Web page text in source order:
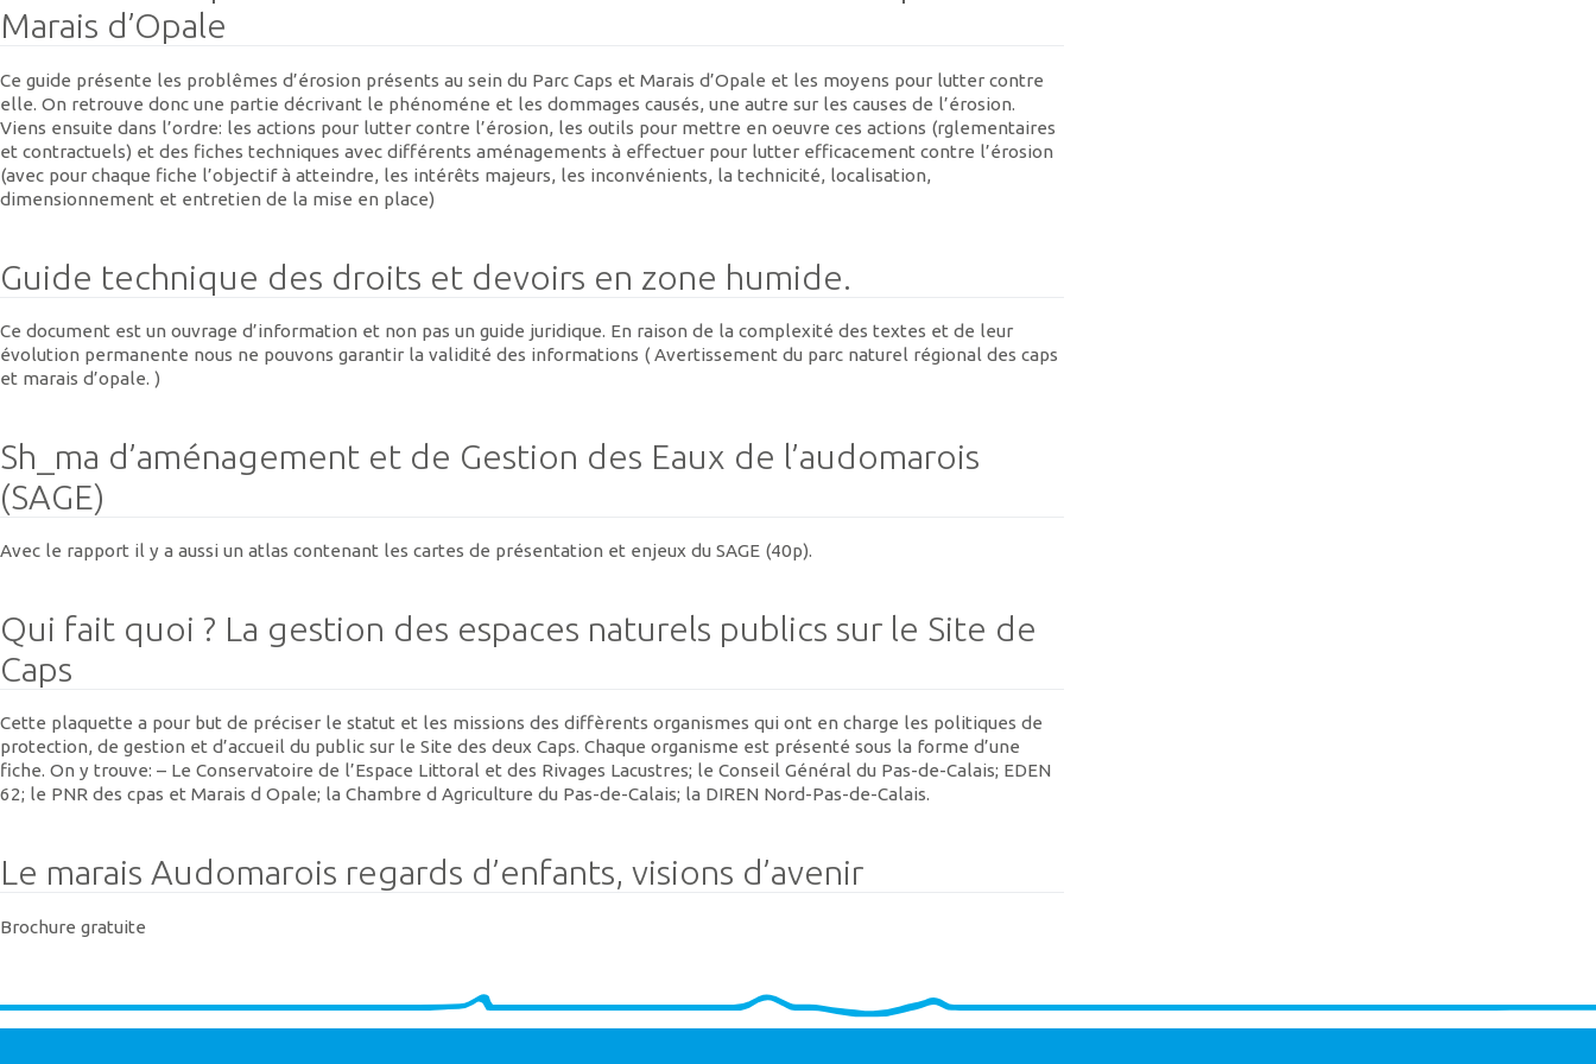
Marais d’Opale
Ce guide présente les problêmes d’érosion présents au sein du Parc Caps et Marais d’Opale et les moyens pour lutter contre
elle. On retrouve donc une partie décrivant le phénoméne et les dommages causés, une autre sur les causes de l’érosion.
Viens ensuite dans l’ordre: les actions pour lutter contre l’érosion, les outils pour mettre en oeuvre ces actions (rglementaires
et contractuels) et des fiches techniques avec différents aménagements à effectuer pour lutter efficacement contre l’érosion
(avec pour chaque fiche l’objectif à atteindre, les intérêts majeurs, les inconvénients, la technicité, localisation,
dimensionnement et entretien de la mise en place)
Guide technique des droits et devoirs en zone humide.
Ce document est un ouvrage d’information et non pas un guide juridique. En raison de la complexité des textes et de leur
évolution permanente nous ne pouvons garantir la validité des informations ( Avertissement du parc naturel régional des caps
et marais d’opale. )
Sh_ma d’aménagement et de Gestion des Eaux de l’audomarois
(SAGE)
Avec le rapport il y a aussi un atlas contenant les cartes de présentation et enjeux du SAGE (40p).
Qui fait quoi ? La gestion des espaces naturels publics sur le Site de
Caps
Cette plaquette a pour but de préciser le statut et les missions des diffèrents organismes qui ont en charge les politiques de
protection, de gestion et d’accueil du public sur le Site des deux Caps. Chaque organisme est présenté sous la forme d’une
fiche. On y trouve: – Le Conservatoire de l’Espace Littoral et des Rivages Lacustres; le Conseil Général du Pas-de-Calais; EDEN
62; le PNR des cpas et Marais d Opale; la Chambre d Agriculture du Pas-de-Calais; la DIREN Nord-Pas-de-Calais.
Le marais Audomarois regards d’enfants, visions d’avenir
Brochure gratuite